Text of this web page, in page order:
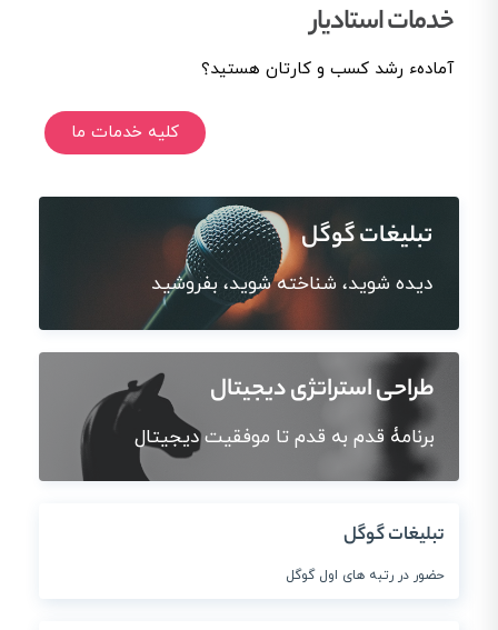
خدمات استادیار
آمادهء رشد کسب و کارتان هستید؟
کلیه خدمات ما
تبلیغات گوگل
دیده شوید، شناخته شوید، بفروشید
طراحی استراتژی دیجیتال
برنامۀ قدم به قدم تا موفقیت دیجیتال
تبلیغات گوگل
حضور در رتبه های اول گوگل